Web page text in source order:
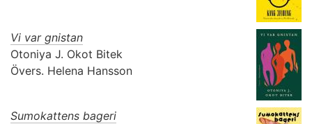
Vi var gnistan
Otoniya J. Okot Bitek
Övers. Helena Hansson
Sumokattens bageri